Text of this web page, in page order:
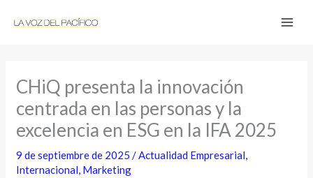
CHiQ presenta la innovación
centrada en las personas y la
excelencia en ESG en la IFA 2025
9 de septiembre de 2025/Actualidad Empresarial,
Internacional, Marketing